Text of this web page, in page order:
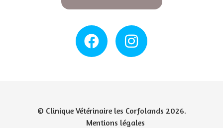
© Clinique Vétérinaire les Corfolands 2026.
Mentions légales